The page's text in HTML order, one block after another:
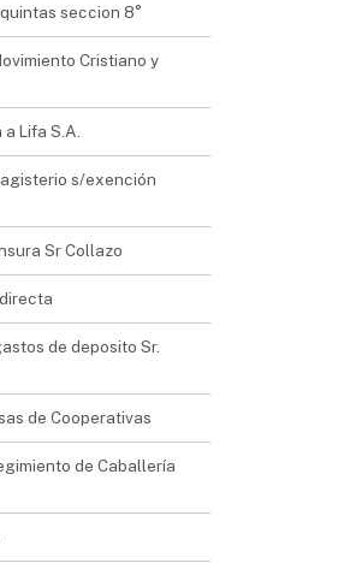
seccion 8°
Cristiano y
Lifa S.A.
s/exención
Sr Collazo
de deposito Sr.
de Cooperativas
de Caballería